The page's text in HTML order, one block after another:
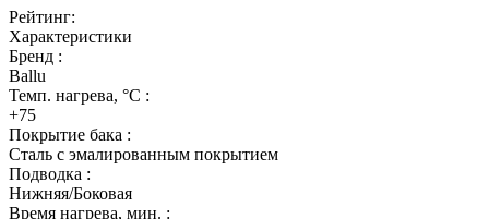
Рейтинг:
Характеристики
Бренд :
Ballu
Темп. нагрева, °С :
+75
Покрытие бака :
Сталь с эмалированным покрытием
Подводка :
Нижняя/Боковая
Время нагрева, мин. :